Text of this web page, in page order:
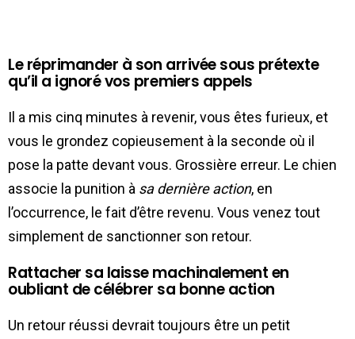
Le réprimander à son arrivée sous prétexte
qu’il a ignoré vos premiers appels
Il a mis cinq minutes à revenir, vous êtes furieux, et
vous le grondez copieusement à la seconde où il
pose la patte devant vous. Grossière erreur. Le chien
associe la punition à sa dernière action, en
l’occurrence, le fait d’être revenu. Vous venez tout
simplement de sanctionner son retour.
Rattacher sa laisse machinalement en
oubliant de célébrer sa bonne action
Un retour réussi devrait toujours être un petit